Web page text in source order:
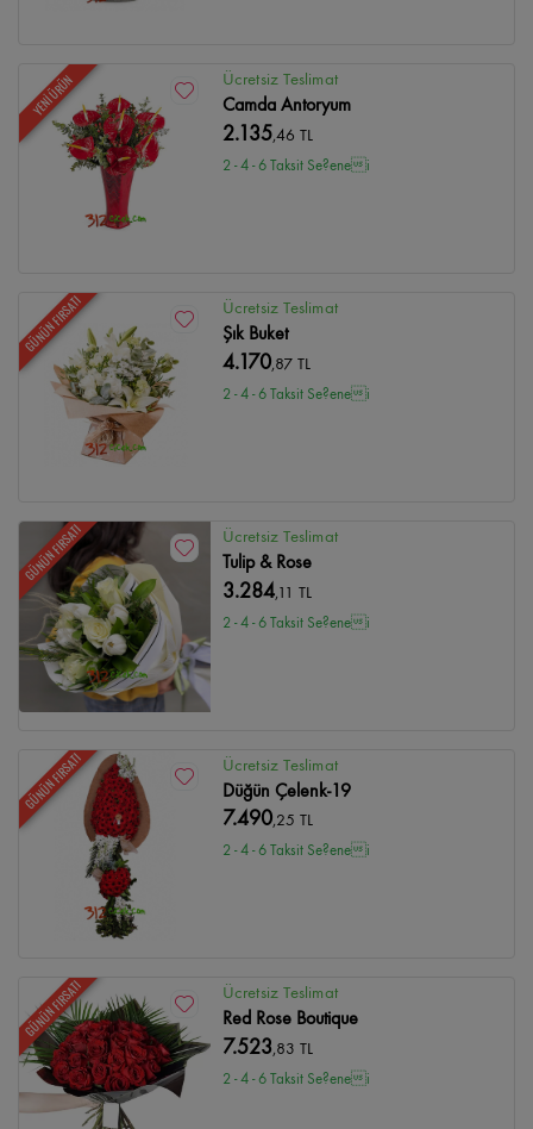
YENİ ÜRÜN Ücretsiz Teslimat
Camda Antoryum
2.135,46 TL
2 - 4 - 6 Taksit Se?enei
GÜNÜN FIRSATI Ücretsiz Teslimat
Şık Buket
4.170,87 TL
2 - 4 - 6 Taksit Se?enei
GÜNÜN FIRSATI Ücretsiz Teslimat
Tulip & Rose
3.284,11 TL
2 - 4 - 6 Taksit Se?enei
GÜNÜN FIRSATI Ücretsiz Teslimat
Düğün Çelenk-19
7.490,25 TL
2 - 4 - 6 Taksit Se?enei
GÜNÜN FIRSATI Ücretsiz Teslimat
Red Rose Boutique
7.523,83 TL
2 - 4 - 6 Taksit Se?enei